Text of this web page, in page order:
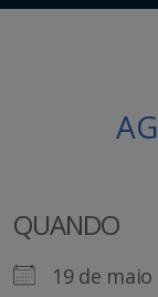
QUANDO
19 de